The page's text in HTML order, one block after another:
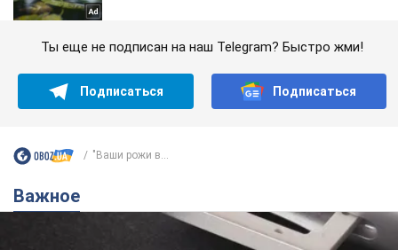
Ты еще не подписан на наш Telegram? Быстро жми!
Подписаться Подписаться
"Ваши рожи в...
Важное